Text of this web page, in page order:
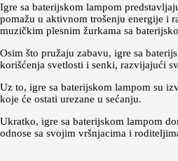
Igre sa baterijskom lampom
pomažu u aktivnom trošenju energije i
muzičkim plesnim žurkama sa
Osim što pružaju zabavu, igre sa
korišćenja svetlosti i senki, razvijajući
Uz to, igre sa baterijskom lampom su
koje će ostati urezane u sećanju.
Ukratko, igre sa baterijskom lampom
odnose sa svojim vršnjacima i